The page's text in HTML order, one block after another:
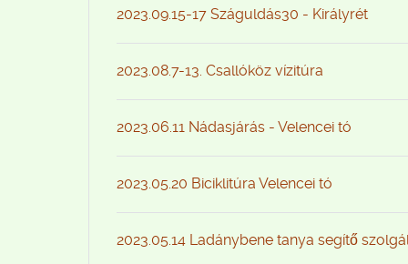
2023.09.15-17 Száguldás30 - Királyrét
2023.08.7-13. Csallóköz vízitúra
2023.06.11 Nádasjárás - Velencei tó
2023.05.20 Biciklitúra Velencei tó
2023.05.14 Ladánybene tanya segítő